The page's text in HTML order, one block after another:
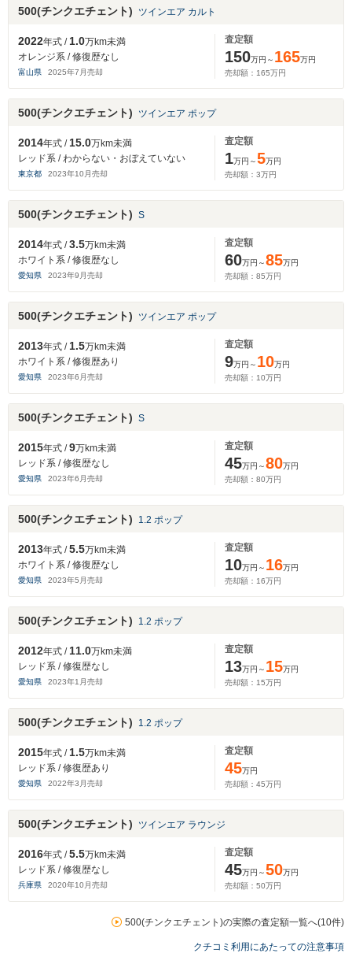
500(チンクエチェント) ツインエア カルト
2022年式 /1.0万km未満
オレンジ系 / 修復歴なし
富山県 2025年7 月売却
査定額
150万円～ 165万円
売却額： 165万円
500(チンクエチェント) ツインエア ポップ
2014年式 /15.0万km未満
レッド系 / わからない・おぼえていない
東京都 2023年10 月売却
査定額
1万円～5万円
売却額： 3万円
500(チンクエチェント) S
2014年式 /3.5万km未満
ホワイト系 / 修復歴なし
愛知県 2023年9 月売却
査定額
60万円～85万円
売却額： 85万円
500(チンクエチェント) ツインエア ポップ
2013年式 /1.5万km未満
ホワイト系 / 修復歴あり
愛知県 2023年6 月売却
査定額
9万円～ 10万円
売却額： 10万円
500(チンクエチェント) S
2015年式 /9万km未満
レッド系 / 修復歴なし
愛知県 2023年6 月売却
査定額
45万円～80万円
売却額： 80万円
500(チンクエチェント) 1.2 ポップ
2013年式 /5.5万km未満
ホワイト系 / 修復歴なし
愛知県 2023年5 月売却
査定額
10万円～ 16万円
売却額： 16万円
500(チンクエチェント) 1.2 ポップ
2012年式 /11.0万km未満
レッド系 / 修復歴なし
愛知県 2023年1 月売却
査定額
13万円～ 15万円
売却額： 15万円
500(チンクエチェント) 1.2 ポップ
2015年式 /1.5万km未満
レッド系 / 修復歴あり
愛知県 2022年3 月売却
査定額
45万円
売却額： 45万円
500(チンクエチェント) ツインエア ラウンジ
2016年式 /5.5万km未満
レッド系 / 修復歴なし
兵庫県 2020年10 月売却
査定額
45万円～50万円
売却額： 50万円
500(チンクエチェント)の実際の査定額一覧へ(10件)
クチコミ利用にあたっての注意事項